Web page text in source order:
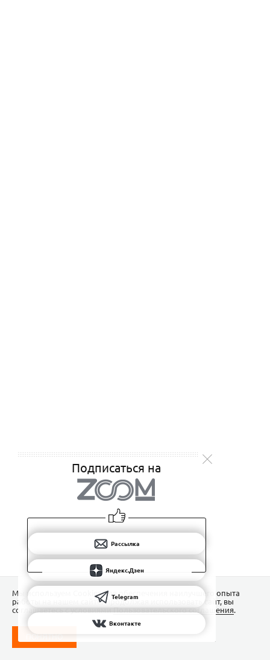
Подписаться на
Рассылка
Яндекс.Дзен
Telegram
Вконтакте
Мы используем Сookies для обеспечения наилучшего опыта
работы на нашем сайте. Продолжая использовать сайт, вы
соглашаетесь с условиямиПользовательского соглашения.
ПОНЯТНО